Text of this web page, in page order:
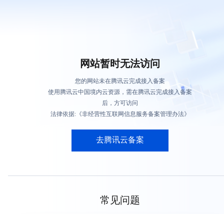
网站暂时无法访问
您的网站未在腾讯云完成接入备案
使用腾讯云中国境内云资源，需在腾讯云完成接入备案
后，方可访问
法律依据:《非经营性互联网信息服务备案管理办法》
去腾讯云备案
常见问题